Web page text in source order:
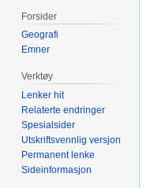
Forsider
Geografi
Emner
Verktøy
Lenker hit
Relaterte endringer
Spesialsider
Utskriftsvennlig versjon
Permanent lenke
Sideinformasjon